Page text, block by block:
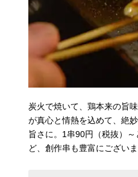
炭火で焼いて、鶏本来の旨
が真心と情熱を込めて、絶
旨さに。1串90円（税抜）
ど、創作串も豊富にございま